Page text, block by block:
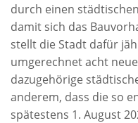
durch einen
damit sich das
stellt die Stadt dafür
umgerechnet acht
dazugehörige
anderem, dass die so
spätestens 1. August